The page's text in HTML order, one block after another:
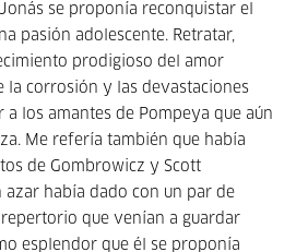
se proponía reconquistar el
pasión adolescente. Retratar,
prodigioso del amor
la corrosión y las devastaciones
a los amantes de Pompeya que aún
Me refería también que había
de Gombrowicz y Scott
azar había dado con un par de
que venían a guardar
esplendor que él se proponía